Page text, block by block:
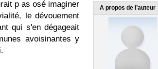
p as osé imaginer
le dévouement
qui s'en dégageait
avoisinantes y
A propos de l’auteur